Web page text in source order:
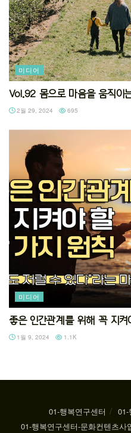
미디어
Vol.92 몸으로 마음을 움직이
2월 29, 2024 695
미디어
좋은 인간관계를 위해 꼭 지
1월 9, 2024 1.1K
01-행복연구센터
01-
01-행복연구센터-문화컨텐츠사